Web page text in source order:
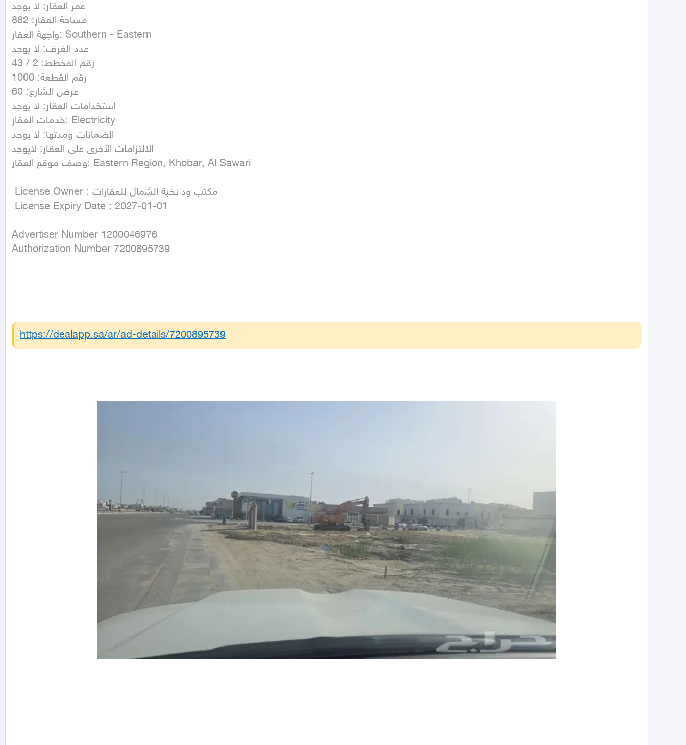
عمر العقار: لا يوجد
مساحة العقار: 882
واجهة العقار: Southern - Eastern
عدد الغرف: لا يوجد
رقم المخطط: 2 / 43
رقم القطعة: 1000
عرض الشارع: 60
استخدامات العقار: لا يوجد
خدمات العقار: Electricity
الضمانات ومدتها: لا يوجد
الالتزامات الآخرى على العقار: لايوجد
وصف موقع العقار: Eastern Region, Khobar, Al Sawari
License Expiry Date : 2027-01-01
Advertiser Number 1200046976
Authorization Number 7200895739
https://dealapp.sa/ar/ad-details/7200895739